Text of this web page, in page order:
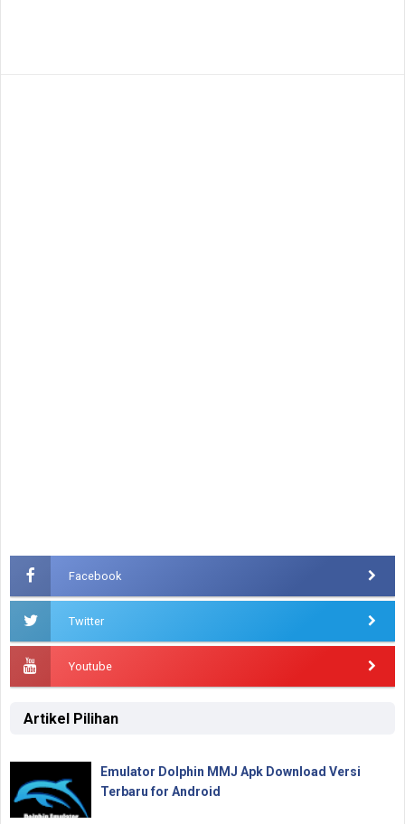
Facebook
Twitter
Youtube
Artikel Pilihan
Emulator Dolphin MMJ Apk Download Versi
Terbaru for Android